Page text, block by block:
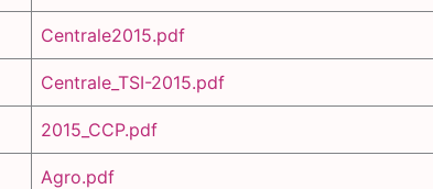
Centrale2015.pdf
Centrale_TSI-2015.pdf
2015_CCP.pdf
Agro.pdf